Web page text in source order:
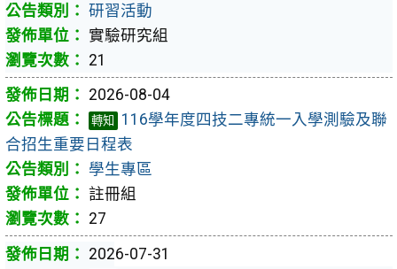
研習活動
實驗研究組
21
2026-08-04
轉知
116學年度四技二專統一入學測驗及聯
合招生重要日程表
學生專區
註冊組
27
2026-07-31